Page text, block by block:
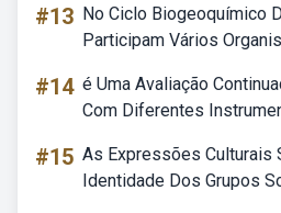
#13 No Ciclo Biogeoquímico
Participam Vários
#14 é Uma Avaliação
Com Diferentes
#15 As Expressões Culturais
Identidade Dos Grupos